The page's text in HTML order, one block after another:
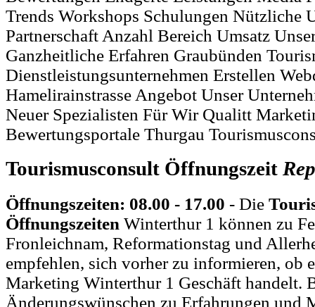
Trends Workshops Schulungen Nützliche
Partnerschaft Anzahl Bereich Umsatz
Ganzheitliche Erfahren Graubünden
Dienstleistungsunternehmen Erstellen
Hamelirainstrasse Angebot Unser
Neuer Spezialisten Für Wir Qualitt
Bewertungsportale Thurgau
Tourismusconsult Öffnungszeit
Öffnungszeiten: 08.00 - 17.00 - Die
Öffnungszeiten Winterthur 1 können zu
Fronleichnam, Reformationstag und
empfehlen, sich vorher zu informieren, ob
Marketing Winterthur 1 Geschäft handelt.
Änderungswünschen zu Erfahrungen und